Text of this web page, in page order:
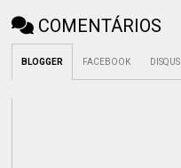
COMENTÁRIOS
BLOGGER FACEBOOK DISQUS